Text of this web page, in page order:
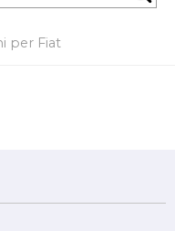
per Fiat